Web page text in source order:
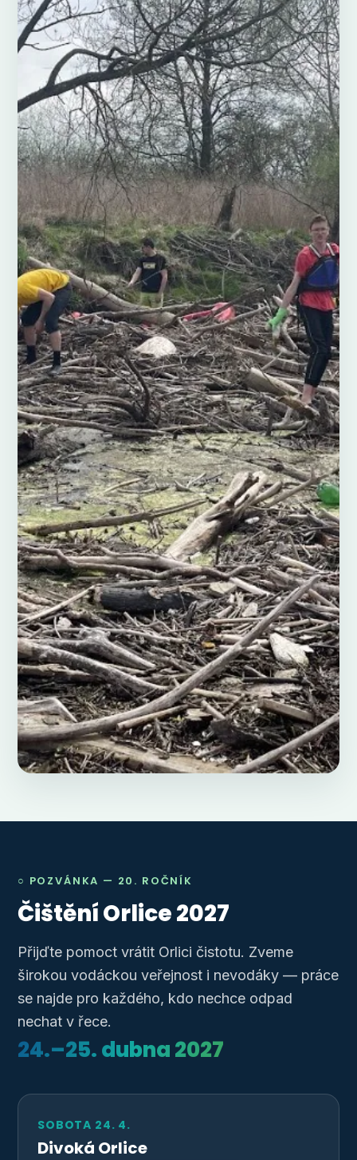
○ POZVÁNKA — 20. ROČNÍK
Čištění Orlice 2027
Přijďte pomoct vrátit Orlici čistotu. Zveme
širokou vodáckou veřejnost i nevodáky — práce
se najde pro každého, kdo nechce odpad
nechat v řece.
24.–25. dubna 2027
SOBOTA 24. 4.
Divoká Orlice